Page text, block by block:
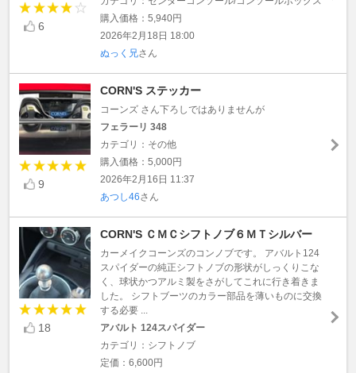
6
購入価格：5,940円
2026年2月18日 18:00
ぬっく兄さん
9
CORN'S ステッカー
コーンズ さん下ろしではありませんが
フェラーリ 348
カテゴリ：その他
購入価格：5,000円
2026年2月16日 11:37
あつし46さん
18
CORN'S ＣＭＣシフトノブ６ＭＴシルバー
カーメイクコーンズのコンノブです。 アバルト124
スパイダーの純正シフトノブの形状がしっくりこな
く、球状かつアルミ製をさがしてこれに行き着きま
した。 シフトブーツのカラー部品を薄いものに交換
する必要 ...
アバルト 124スパイダー
カテゴリ：シフトノブ
定価：6,600円